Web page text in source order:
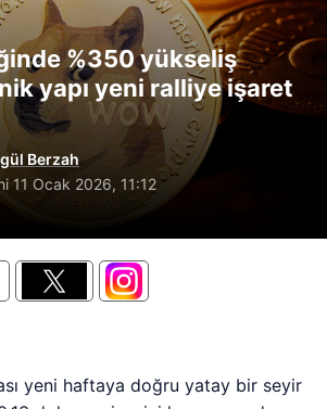
%350 yükseliş
yapı yeni ralliye işaret
Berzah
11 Ocak 2026, 11:12
yeni haftaya doğru yatay bir seyir